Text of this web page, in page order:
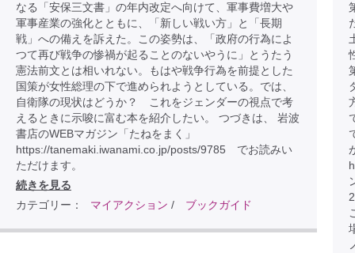
なる「安保三文書」の年内改定へ向けて、軍事費増大や
軍事産業の強化とともに、「新しい戦い方」と「長期
戦」への備えを訴えた。この姿勢は、「政府の行為によ
つて再び戦争の惨禍が起ることのないやうに」とうたう
憲法前文とは相いれない。もはや戦争行為を前提とした
国策が女性総理の下で進められようとしている。では、
自衛隊の現状はどうか？ これをジェンダーの視点で考
えるときに示唆に富む本を紹介したい。 つづきは、 岩波
書店のWEBマガジン「たねをまく」
https://tanemaki.iwanami.co.jp/posts/9785 でお読みい
ただけます。
続きを見る
カテゴリー：
マイアクション / ブックガイド